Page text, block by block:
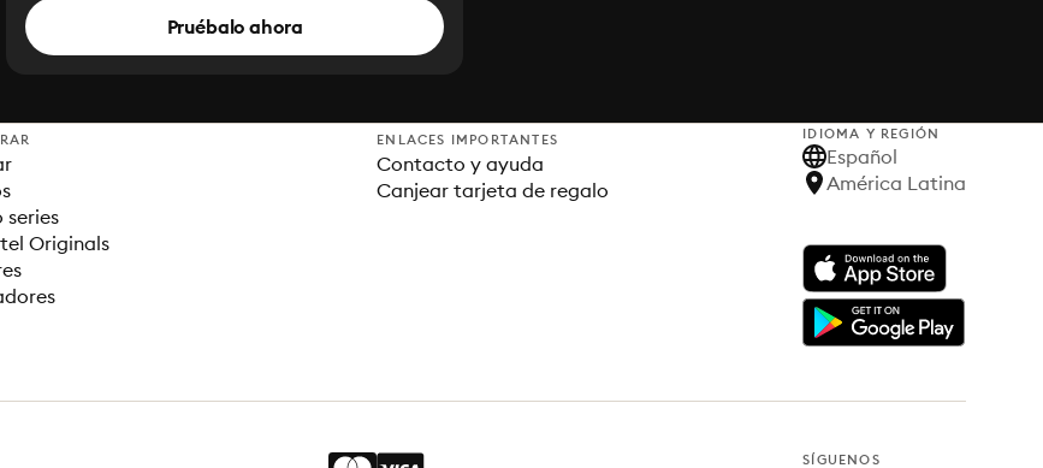
Pruébalo ahora
series
Originals
ENLACES IMPORTANTES
Contacto y ayuda
Canjear tarjeta de regalo
IDIOMA Y REGIÓN
Español
América Latina
SÍGUENOS